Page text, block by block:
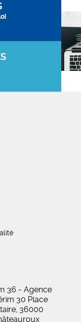
36 - Agence
30 Place
36000